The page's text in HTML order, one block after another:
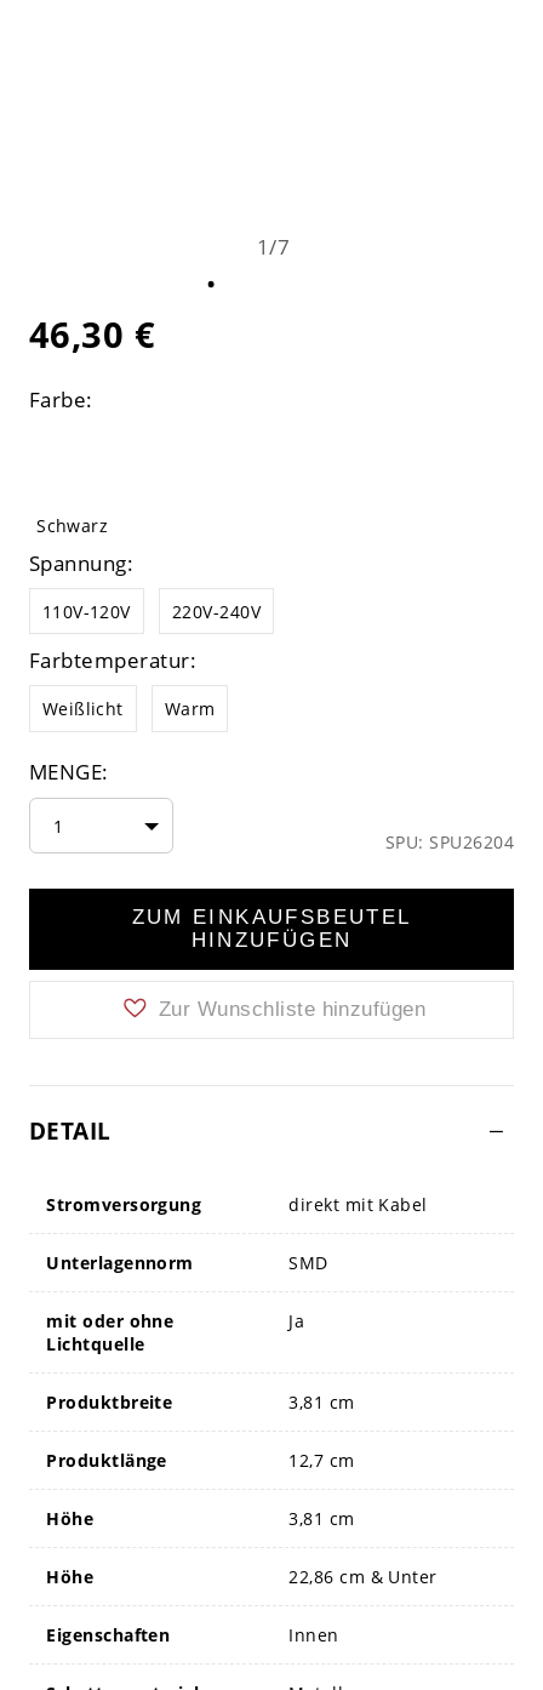
1/7
46,30 €
Farbe:
Schwarz
Spannung:
110V-120V 220V-240V
Farbtemperatur:
Weißlicht Warm
MENGE:
1
SPU: SPU26204
ZUM EINKAUFSBEUTEL
HINZUFÜGEN
Zur Wunschliste hinzufügen
DETAIL
Stromversorgung direkt mit Kabel
Unterlagennorm SMD
mit oder ohne
Lichtquelle
Ja
Produktbreite 3,81 cm
Produktlänge 12,7 cm
Höhe 3,81 cm
Höhe 22,86 cm & Unter
Eigenschaften Innen